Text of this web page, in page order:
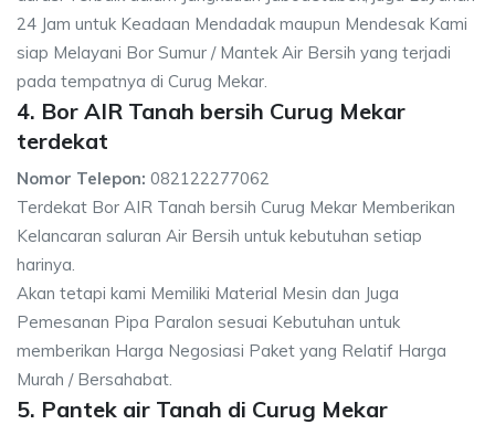
24 Jam untuk Keadaan Mendadak maupun Mendesak Kami
siap Melayani Bor Sumur / Mantek Air Bersih yang terjadi
pada tempatnya di Curug Mekar.
4. Bor AIR Tanah bersih Curug Mekar
terdekat
Nomor Telepon: 082122277062
Terdekat Bor AIR Tanah bersih Curug Mekar Memberikan
Kelancaran saluran Air Bersih untuk kebutuhan setiap
harinya.
Akan tetapi kami Memiliki Material Mesin dan Juga
Pemesanan Pipa Paralon sesuai Kebutuhan untuk
memberikan Harga Negosiasi Paket yang Relatif Harga
Murah / Bersahabat.
5. Pantek air Tanah di Curug Mekar